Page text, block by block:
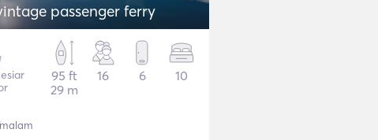
passenger ferry
95 ft
29 m
16 6 10